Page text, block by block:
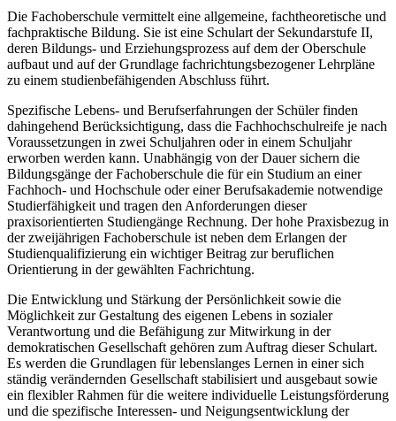
Die Fachoberschule vermittelt eine allgemeine, fachtheoretische und
fachpraktische Bildung. Sie ist eine Schulart der Sekundarstufe II,
deren Bildungs- und Erziehungsprozess auf dem der Oberschule
aufbaut und auf der Grundlage fachrichtungsbezogener Lehrpläne
zu einem studienbefähigenden Abschluss führt.
Spezifische Lebens- und Berufserfahrungen der Schüler finden
dahingehend Berücksichtigung, dass die Fachhochschulreife je nach
Voraussetzungen in zwei Schuljahren oder in einem Schuljahr
erworben werden kann. Unabhängig von der Dauer sichern die
Bildungsgänge der Fachoberschule die für ein Studium an einer
Fachhoch- und Hochschule oder einer Berufsakademie notwendige
Studierfähigkeit und tragen den Anforderungen dieser
praxisorientierten Studiengänge Rechnung. Der hohe Praxisbezug in
der zweijährigen Fachoberschule ist neben dem Erlangen der
Studienqualifizierung ein wichtiger Beitrag zur beruflichen
Orientierung in der gewählten Fachrichtung.
Die Entwicklung und Stärkung der Persönlichkeit sowie die
Möglichkeit zur Gestaltung des eigenen Lebens in sozialer
Verantwortung und die Befähigung zur Mitwirkung in der
demokratischen Gesellschaft gehören zum Auftrag dieser Schulart.
Es werden die Grundlagen für lebenslanges Lernen in einer sich
ständig verändernden Gesellschaft stabilisiert und ausgebaut sowie
ein flexibler Rahmen für die weitere individuelle Leistungsförderung
und die spezifische Interessen- und Neigungsentwicklung der